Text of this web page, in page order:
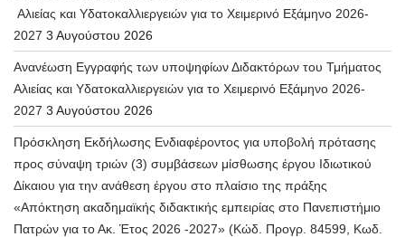
Αλιείας και Υδατοκαλλιεργειών για το Χειμερινό Εξάμηνο 2026-
2027 3 Αυγούστου 2026
Ανανέωση Εγγραφής των υποψηφίων Διδακτόρων του Τμήματος
Αλιείας και Υδατοκαλλιεργειών για το Χειμερινό Εξάμηνο 2026-
2027 3 Αυγούστου 2026
Πρόσκληση Εκδήλωσης Ενδιαφέροντος για υποβολή πρότασης
προς σύναψη τριών (3) συμβάσεων μίσθωσης έργου Ιδιωτικού
Δίκαιου για την ανάθεση έργου στο πλαίσιο της πράξης
«Απόκτηση ακαδημαϊκής διδακτικής εμπειρίας στο Πανεπιστήμιο
Πατρών για το Ακ. Έτος 2026 -2027» (Κώδ. Προγρ. 84599, Κωδ.